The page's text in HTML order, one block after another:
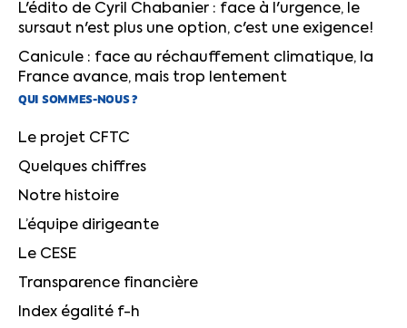
L'édito de Cyril Chabanier : face à l'urgence, le
sursaut n'est plus une option, c'est une exigence!
Canicule : face au réchauffement climatique, la
France avance, mais trop lentement
QUI SOMMES-NOUS ?
Le projet CFTC
Quelques chiffres
Notre histoire
L’équipe dirigeante
Le CESE
Transparence financière
Index égalité f-h